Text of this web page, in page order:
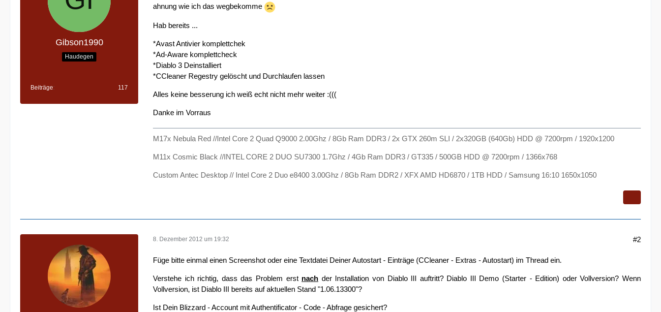
Gibson1990
Haudegen
Beiträge 117
ahnung wie ich das wegbekomme
Hab bereits ...
*Avast Antivier komplettchek
*Ad-Aware komplettcheck
*Diablo 3 Deinstalliert
*CCleaner Regestry gelöscht und Durchlaufen lassen
Alles keine besserung ich weiß echt nicht mehr weiter :(((
Danke im Vorraus
M17x Nebula Red //Intel Core 2 Quad Q9000 2.00Ghz / 8Gb Ram DDR3 / 2x GTX 260m SLI / 2x320GB (640Gb) HDD @ 7200rpm / 1920x1200
M11x Cosmic Black //INTEL CORE 2 DUO SU7300 1.7Ghz / 4Gb Ram DDR3 / GT335 / 500GB HDD @ 7200rpm / 1366x768
Custom Antec Desktop // Intel Core 2 Duo e8400 3.00Ghz / 8Gb Ram DDR2 / XFX AMD HD6870 / 1TB HDD / Samsung 16:10 1650x1050
8. Dezember 2012 um 19:32 #2
Füge bitte einmal einen Screenshot oder eine Textdatei Deiner Autostart - Einträge (CCleaner - Extras - Autostart) im Thread ein.
Verstehe ich richtig, dass das Problem erst nach der Installation von Diablo III auftritt? Diablo III Demo (Starter - Edition) oder Vollversion? Wenn
Vollversion, ist Diablo III bereits auf aktuellen Stand "1.06.13300"?
Ist Dein Blizzard - Account mit Authentificator - Code - Abfrage gesichert?